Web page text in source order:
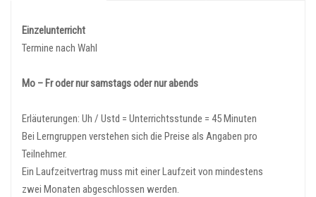
Einzelunterricht
Termine nach Wahl
Mo – Fr oder nur samstags oder nur abends
Erläuterungen: Uh / Ustd = Unterrichtsstunde = 45 Minuten
Bei Lerngruppen verstehen sich die Preise als Angaben pro
Teilnehmer.
Ein Laufzeitvertrag muss mit einer Laufzeit von mindestens
zwei Monaten abgeschlossen werden.